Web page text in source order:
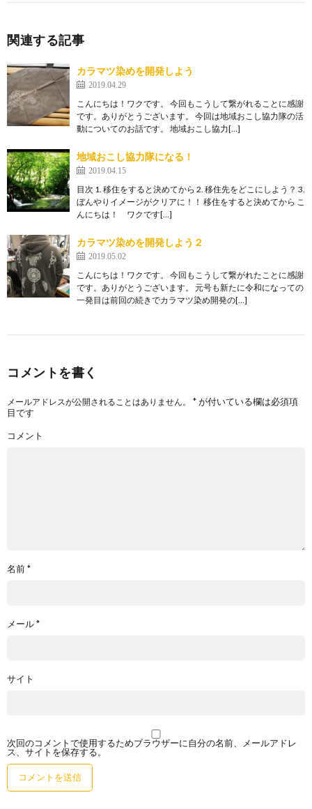
関連する記事
カラマツ染めを開発しよう
2019.04.29
こんにちは！ワクです。 今回もこうして繋がれることに感謝
です。ありがとうございます。 今回は地域おこし協力隊の活
動についてのお話です。 地域おこし協力[…]
地域おこし協力隊になる！
2019.04.15
目次 1. 移住をすると決めてから 2. 移住先をどこにしよう？ 3.
ぼんやりイメージがクリアに！！ 移住をすると決めてから こ
んにちは！ ワクです[…]
カラマツ染めを開発しよう２
2019.05.02
こんにちは！ワクです。 今回もこうして繋がれたことに感謝
です。ありがとうございます。 元号も新たに令和になっての
一発目は前回の続きでカラマツ染め開発の[…]
コメントを書く
メールアドレスが公開されることはありません。 *が付いている欄は必須項
目です
コメント
名前*
メール*
サイト
次回のコメントで使用するためブラウザーに自分の名前、メールアドレ
ス、サイトを保存する。